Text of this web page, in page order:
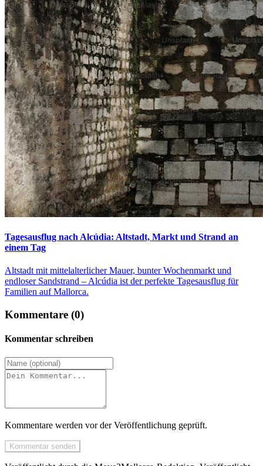
Tagesausflug nach Alcúdia: Altstadt, Markt und Strand an
einem Tag
Altstadt mit mittelalterlicher Mauer, bunter Wochenmarkt und
endloser Sandstrand – Alcúdia ist der perfekte Tagesausflug für
Familien auf Mallorca.
Kommentare (0)
Kommentar schreiben
Kommentare werden vor der Veröffentlichung geprüft.
Kommentar senden